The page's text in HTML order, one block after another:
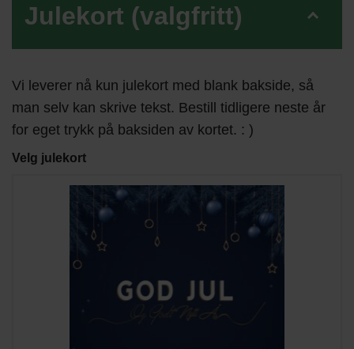
Julekort (valgfritt)
Vi leverer nå kun julekort med blank bakside, så
man selv kan skrive tekst. Bestill tidligere neste år
for eget trykk på baksiden av kortet. : )
Velg julekort